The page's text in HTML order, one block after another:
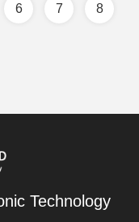
6 7 8
Technology